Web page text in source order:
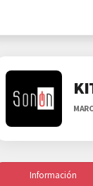
Información